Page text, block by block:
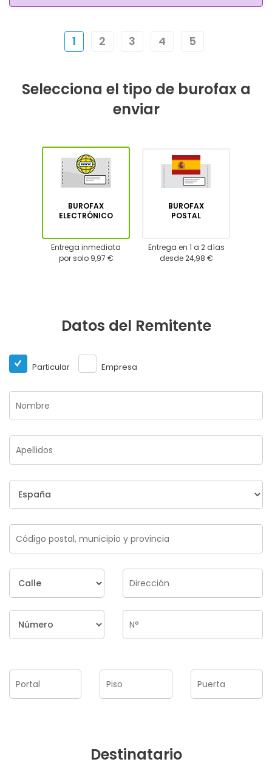
1 2 3 4 5
Selecciona el tipo de burofax a
enviar
BUROFAX
ELECTRÓNICO
Entrega inmediata
por solo 9,97 €
BUROFAX
POSTAL
Entrega en 1 a 2 días
desde 24,98 €
Datos del Remitente
Particular Empresa
Destinatario